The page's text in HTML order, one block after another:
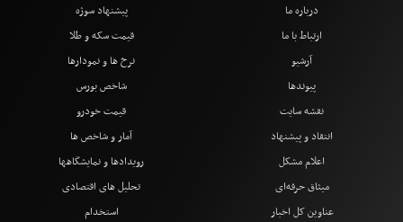
درباره ما
ارتباط با ما
آرشیو
پیوندها
نقشه سایت
انتقاد و پیشنهاد
اعلام مشکل
میثاق حرفه‌ای
پیشنهاد سوژه
قیمت سکه و طلا
نرخ ها و نمودارها
شاخص بورس
قیمت خودرو
آمار و شاخص ها
رویدادها و نمایشگاهها
تحلیل های اقتصادی
عناوین کل اخبار
استخدام